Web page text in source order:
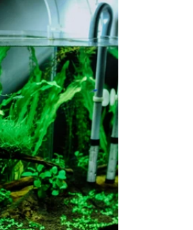
Bonsai Insula Petitescape